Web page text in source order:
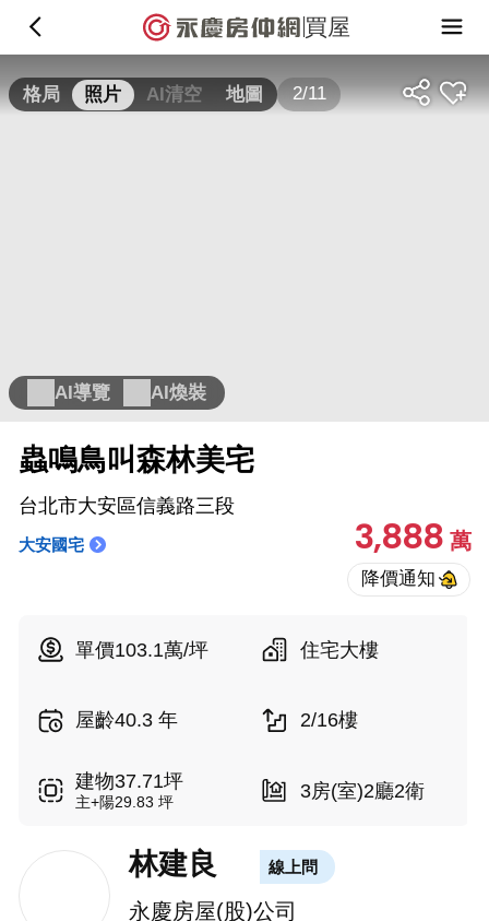
買屋
格局 照片 AI清空 地圖 2/11
AI導覽 AI煥裝
蟲鳴鳥叫森林美宅
台北市大安區信義路三段
大安國宅 3,888萬
單價103.1萬/坪 住宅大樓
屋齡40.3 年 2/16樓
建物37.71坪
主+陽29.83 坪 3房(室)2廳2衛
林建良 線上問
永慶房屋(股)公司